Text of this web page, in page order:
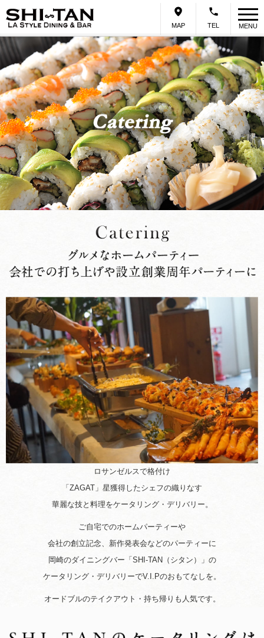
MAP TEL MENU
Home
Concept
Lunch
Dinner
Party
閉じる×
ロサンゼルスで格付け
「ZAGAT」星獲得したシェフの織りなす
華麗な技と料理をケータリング・デリバリー。
ご自宅でのホームパーティーや
会社の創立記念、新作発表会などのパーティーに
岡崎のダイニングバー「SHI-TAN（シタン）」の
ケータリング・デリバリーでV.I.Pのおもてなしを。
オードブルのテイクアウト・持ち帰りも人気です。